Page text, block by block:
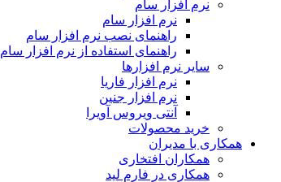
نرم افزار سام
نرم افزار سام
راهنمای نصب نرم افزار سام
راهنمای استفاده از نرم افزار سام
سایر نرم افزارها
نرم افزار فاریا
نرم افزار جنین
آنتی ویروس آویرا
خرید محصولات
همکاری با مدیران
همکاران افتخاری
همکاری در فارم لید